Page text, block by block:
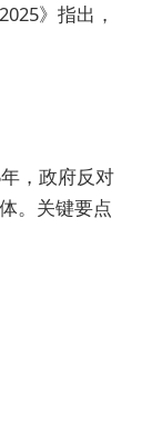
》指出，
，政府反对
。关键要点